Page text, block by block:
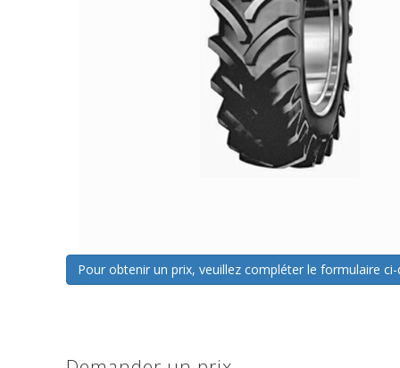
Pour obtenir un prix, veuillez compléter le formulaire